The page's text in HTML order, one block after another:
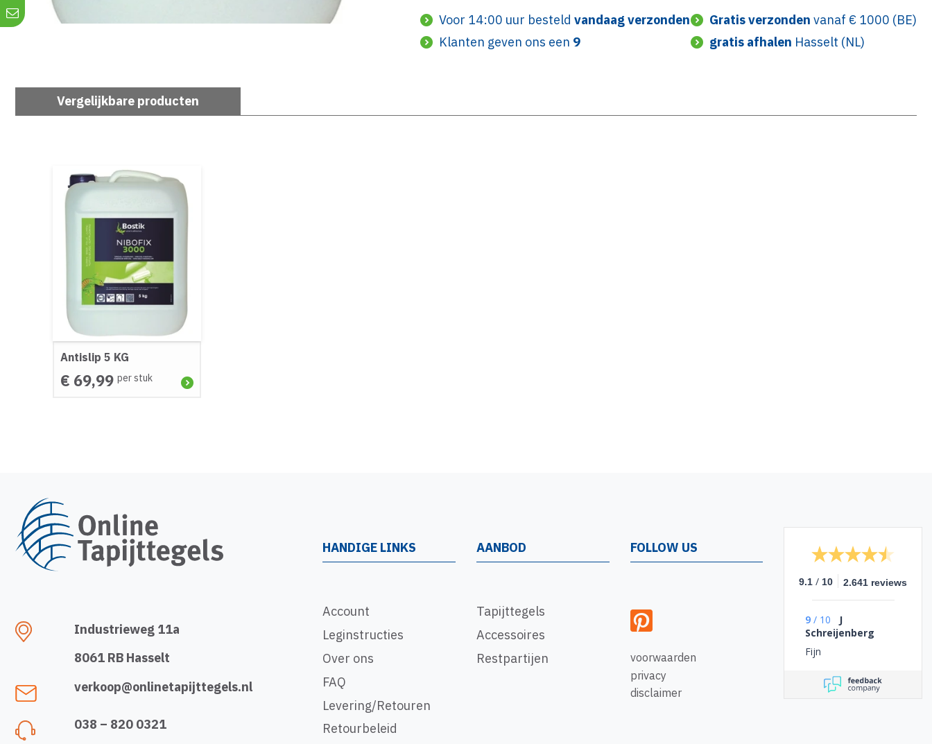
Voor 14:00 uur besteldvandaag verzonden
Klanten geven ons een 9
Gratis verzonden vanaf € 1000 (BE)
gratis afhalen Hasselt (NL)
Vergelijkbare producten
Antislip 5 KG
€ 69,99 per stuk
Industrieweg 11a
8061 RB Hasselt
verkoop@onlinetapijttegels.nl
038 – 820 0321
HANDIGE LINKS
Account
Leginstructies
Over ons
FAQ
Levering/Retouren
Retourbeleid
AANBOD
Tapijttegels
Accessoires
Restpartijen
FOLLOW US
voorwaarden
privacy
disclaimer
9.1 / 10 2.641 reviews
9 / 10
J
Schreijenberg
Fijn